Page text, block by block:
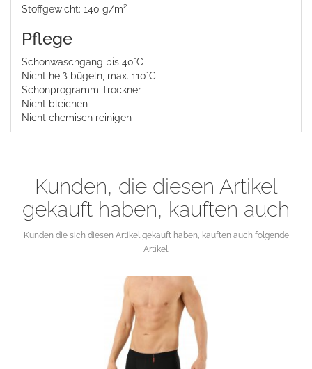
Stoffgewicht: 140 g/m²
Pflege
Schonwaschgang bis 40°C
Nicht heiß bügeln, max. 110°C
Schonprogramm Trockner
Nicht bleichen
Nicht chemisch reinigen
Kunden, die diesen Artikel
gekauft haben, kauften auch
Kunden die sich diesen Artikel gekauft haben, kauften auch folgende
Artikel.